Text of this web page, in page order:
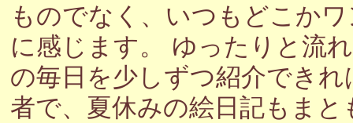
ものでなく、いつもどこか
に感じます。 ゆったりと流
の毎日を少しずつ紹介でき
者で、夏休みの絵日記もま